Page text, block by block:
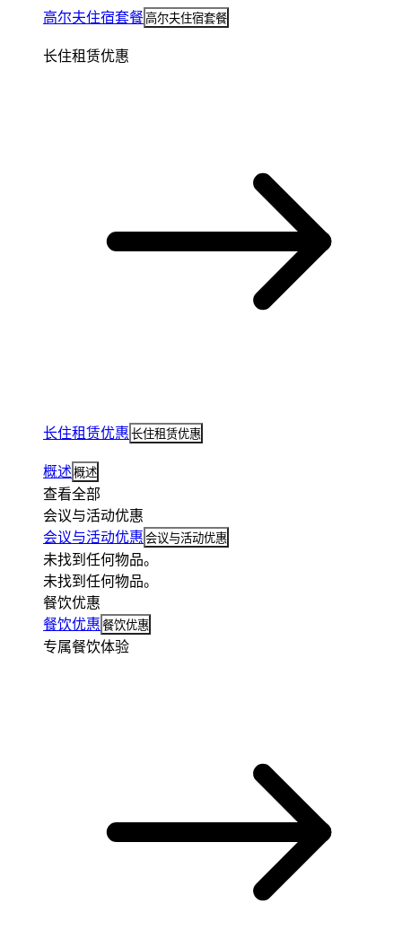
高尔夫住宿套餐高尔夫住宿套餐
长住租赁优惠
长住租赁优惠 长住租赁优惠
概述 概述
查看全部
会议与活动优惠
会议与活动优惠 会议与活动优惠
未找到任何物品。
未找到任何物品。
餐饮优惠
餐饮优惠 餐饮优惠
专属餐饮体验